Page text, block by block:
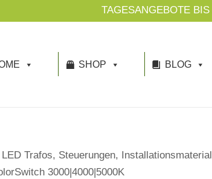
TAGESANGEBOTE BIS ZU -40%
SHOP BLOG
LED Trafos, Steuerungen, Installationsmaterial
3000|4000|5000K